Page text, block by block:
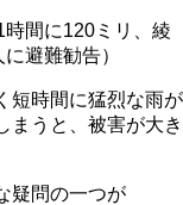
間に120ミリ、綾
避難勧告）
短時間に猛烈な雨が
まうと、被害が大き
疑問の一つが